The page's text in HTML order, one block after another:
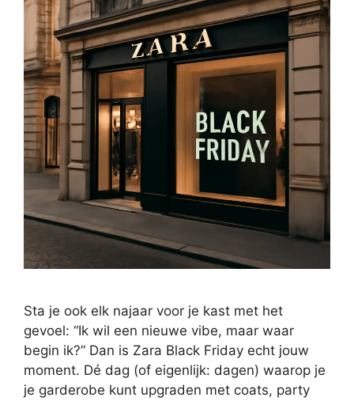
Sta je ook elk najaar voor je kast met het
gevoel: “Ik wil een nieuwe vibe, maar waar
begin ik?” Dan is Zara Black Friday echt jouw
moment. Dé dag (of eigenlijk: dagen) waarop je
je garderobe kunt upgraden met coats, party